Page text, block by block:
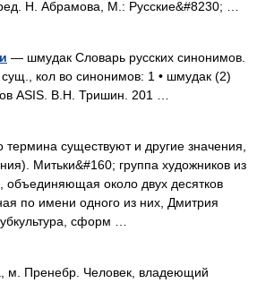
Н. Абрамова, М.: Русские&#8230; …
— шмудак Словарь русских синонимов.
кол во синонимов: 1 • шмудак (2)
ASIS. В.Н. Тришин. 201 …
термина существуют и другие значения,
Митьки&#160; группа художников из
объединяющая около двух десятков
по имени одного из них, Дмитрия
сформ …
Пренебр. Человек, владеющий